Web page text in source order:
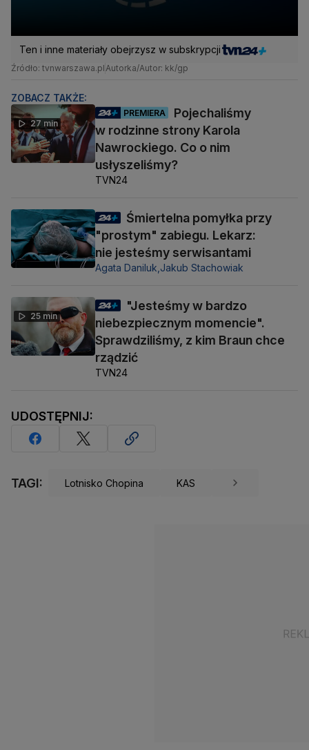
Ten i inne materiały obejrzysz w subskrypcji
Źródło: tvnwarszawa.plAutorka/Autor: kk/gp
ZOBACZ TAKŻE:
27 min
PREMIERA
Pojechaliśmy
w rodzinne strony Karola
Nawrockiego. Co o nim
usłyszeliśmy?
TVN24
Śmiertelna pomyłka przy
"prostym" zabiegu. Lekarz:
nie jesteśmy serwisantami
Agata Daniluk, Jakub Stachowiak
25 min
"Jesteśmy w bardzo
niebezpiecznym momencie".
Sprawdziliśmy, z kim Braun chce
rządzić
TVN24
UDOSTĘPNIJ:
TAGI: Lotnisko Chopina KAS